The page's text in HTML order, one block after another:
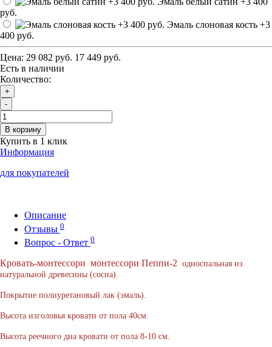
руб.
Эмаль слоновая кость +3
400 руб.
Цена: 29 082 руб. 17 449 руб.
Есть в наличии
Количество:
+
-
В корзину
Купить в 1 клик
Информация
для покупателей
Описание
Отзывы 0
Вопрос - Ответ 0
Кровать-монтессори монтессори Пеппи-2 односпальная из
натуральной древесины (сосна).
Покрытие полиуретановый лак (эмаль).
Высота изголовья кровати от пола 40см.
Высота реечного дна кровати от пола 8-10 см.